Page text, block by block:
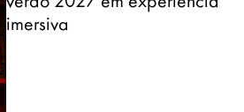
imersiva